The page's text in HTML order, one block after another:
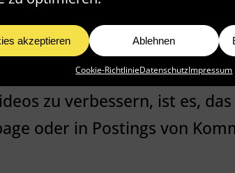
akzeptieren Ablehnen
Cookie-RichtlinieDatenschutzImpressum
ein
zu verbessern, ist es,
oder in Postings von